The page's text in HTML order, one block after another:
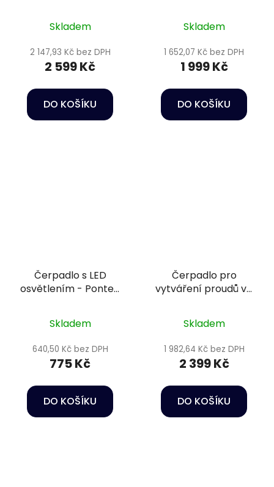
Skladem
2 147,93 Kč bez DPH
2 599 Kč
DO KOŠÍKU
5000
Skladem
1 652,07 Kč bez DPH
1 999 Kč
DO KOŠÍKU
Čerpadlo s LED
osvětlením - Pontec
Skladem
640,50 Kč bez DPH
775 Kč
DO KOŠÍKU
Čerpadlo pro
vytváření proudů ve
5000
Skladem
1 982,64 Kč bez DPH
2 399 Kč
DO KOŠÍKU